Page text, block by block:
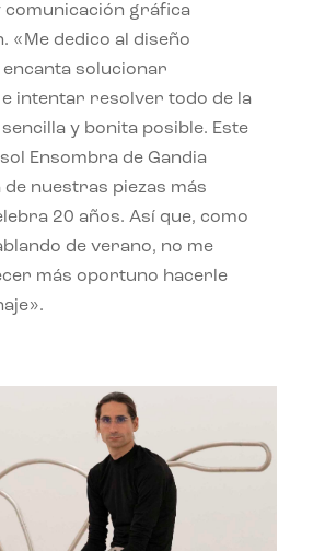
comunicación gráfica
«Me dedico al diseño
solucionar
intentar resolver todo de la
y bonita posible. Este
Ensombra de Gandia
de nuestras piezas más
20 años. Así que, como
de verano, no me
más oportuno hacerle